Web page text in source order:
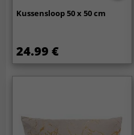
Kussensloop 50 x 50 cm
24.99 €